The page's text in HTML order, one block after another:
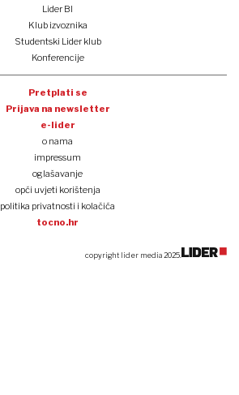
Lider BI
Klub izvoznika
Studentski Lider klub
Konferencije
Pretplati se
Prijava na newsletter
e-lider
o nama
impressum
oglašavanje
opći uvjeti korištenja
politika privatnosti i kolačića
tocno.hr
copyright lider media 2025.